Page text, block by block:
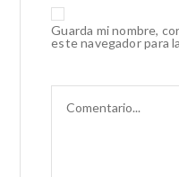
Guarda mi nombre,
este navegador para